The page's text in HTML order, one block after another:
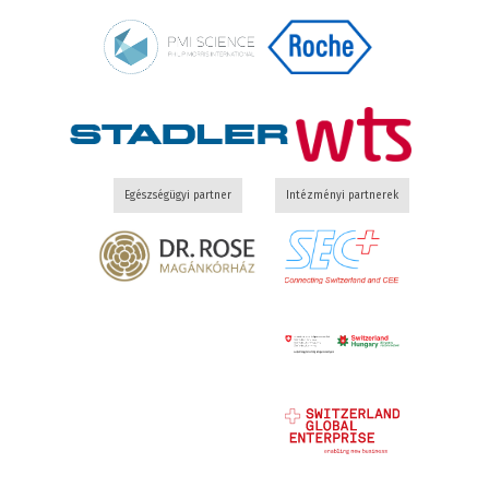
Egészségügyi partner Intézményi partnerek